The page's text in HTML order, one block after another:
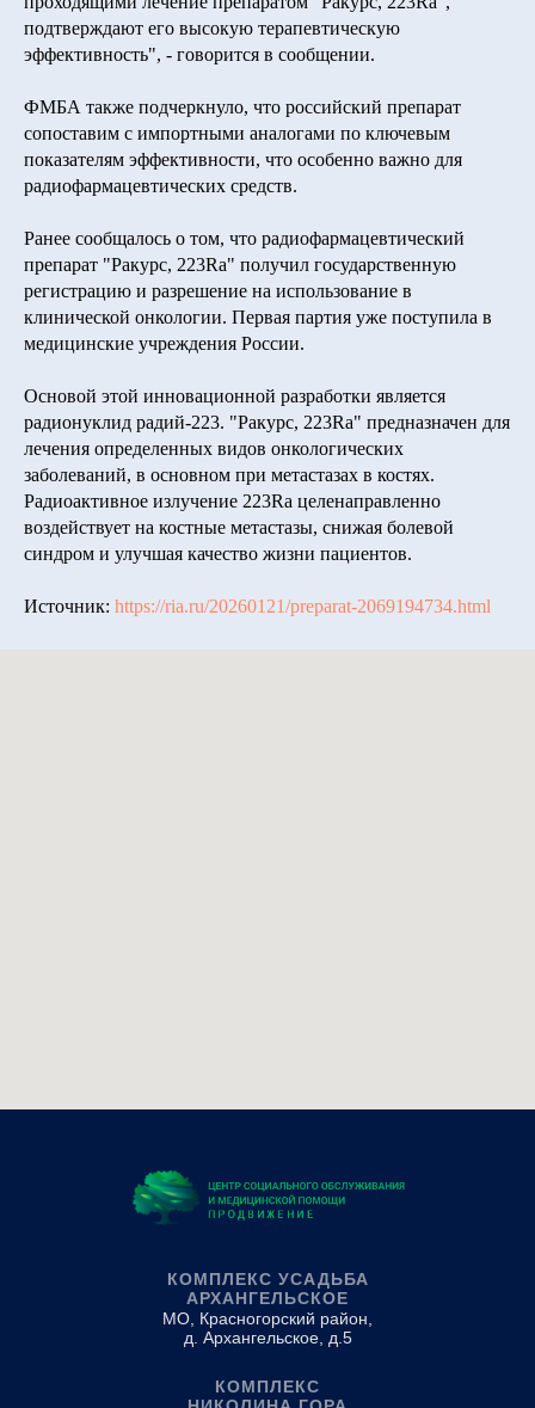
подтверждают его высокую терапевтическую
эффективность", - говорится в сообщении.
ФМБА также подчеркнуло, что российский препарат
сопоставим с импортными аналогами по ключевым
показателям эффективности, что особенно важно для
радиофармацевтических средств.
Ранее сообщалось о том, что радиофармацевтический
препарат "Ракурс, 223Ra" получил государственную
регистрацию и разрешение на использование в
клинической онкологии. Первая партия уже поступила в
медицинские учреждения России.
Основой этой инновационной разработки является
радионуклид радий-223. "Ракурс, 223Ra" предназначен для
лечения определенных видов онкологических
заболеваний, в основном при метастазах в костях.
Радиоактивное излучение 223Ra целенаправленно
воздействует на костные метастазы, снижая болевой
синдром и улучшая качество жизни пациентов.
Источник: https://ria.ru/20260121/preparat-2069194734.html
КОМПЛЕКС
КОМПЛЕКС УСАДЬБА
АРХАНГЕЛЬСКОЕ
МО, Красногорский район,
д. Архангельское, д.5